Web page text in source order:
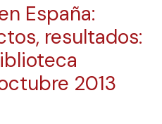
España:
resultados:
2013